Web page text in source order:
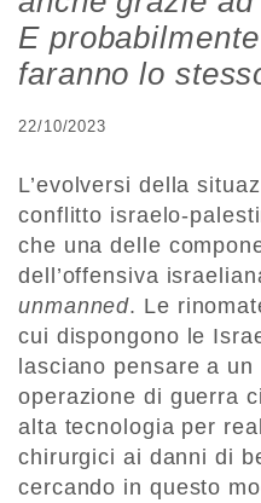
E
faranno lo
22/10/2023
L’evolversi della
conflitto israelo-
che una delle
dell’offensiva
unmanned. Le
cui dispongono le
lasciano pensare a
operazione di guerra
alta tecnologia per
chirurgici ai danni di
cercando in questo